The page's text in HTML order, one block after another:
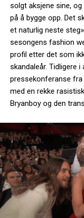
solgt aksjene sine,
på å bygge opp. Det
et naturlig neste
sesongens fashion
profil etter det som
skandaleår. Tidligere
pressekonferanse fra
med en rekke
Bryanboy og den